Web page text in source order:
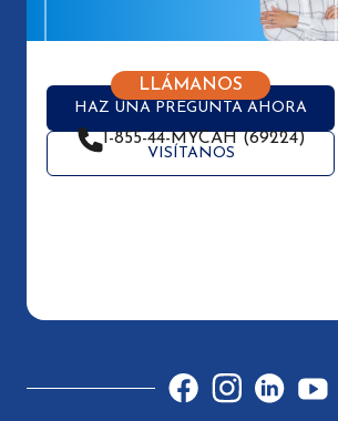
HAZ UNA PREGUNTA AHORA
VISÍTANOS
LLÁMANOS
1-855-44-MYCAH (69224)
FacebookInstagramLinkedIn